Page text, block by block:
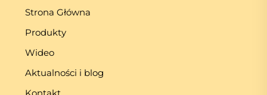
Strona Główna
Produkty
Wideo
Aktualności i blog